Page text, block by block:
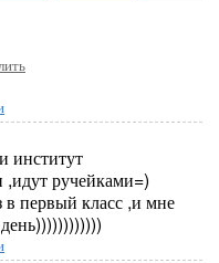
институт
,идут ручейками=)
в первый класс ,и мне